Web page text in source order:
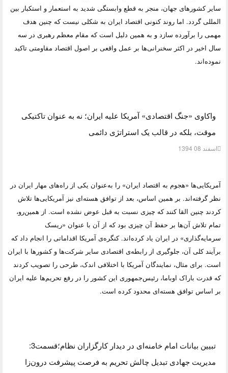
سایر کشورهای جهان، منجر به قطع وابستگی شدید به استعمار و استکبار بین
المللی گردد. اما روند کنونی اقتصاد ایران به شکلی نیست که چنین هدف
مهمی را برآورده سازد و به همین دلیل است که مقام معظم رهبری در سه
سال اخیر در اکثر سخنرانی‌ها بر عمل واقعی بر اصول اقتصاد مقاومتی تاکید
نموده‌اند.
واکاوی «جنگ اقتصادی» آمریکا علیه ایران؛ نه به عنوان تاکتیکی
موقت، بلکه در قالب یک استراتژی دائمی
اسفند 08 1394
آمریکایی‌ها «هجوم به اقتصاد ایران» را به‌عنوان یکی از راه‌های مهار ایران در
نظر گرفته‌اند. بر همین اساس، بعد از توافق هسته‌ای نیز آمریکایی‌ها تلاش
کردند چنین القا کنند که چیزی نسبت به قبل عوض نشده است. از همین‌رو،
تمام تلاش آن‌ها بر حفظ آن چیزی بود که از آن با عنوان «ریسک
سرمایه‌گذاری» در ایران یاد کرده‌اند. کنگره‌ی آمریکا اقداماتی را انجام داد که
برآیند کلی آن، جلوگیری از رابطه‌ی اقتصادی سایر شرکت‌ها و کشورها با ایران
است. برای مثال، نمایندگان آمریکا با اختلافی اندک، طرحی را تصویب کردند
که قدرت باراک اوباما، رئیس‌جمهوری این کشور را در رفع تحریم‌ها علیه ایران
بر اساس توافق هسته‌ای محدود کرده است.
تبیین بیانات امام خامنه‌ای در دیدار کارگزاران نظام؛قسمت3:
مدیریت جهادی تبدیل چالش تحریم به فرصت پیشرفت درون‌زا